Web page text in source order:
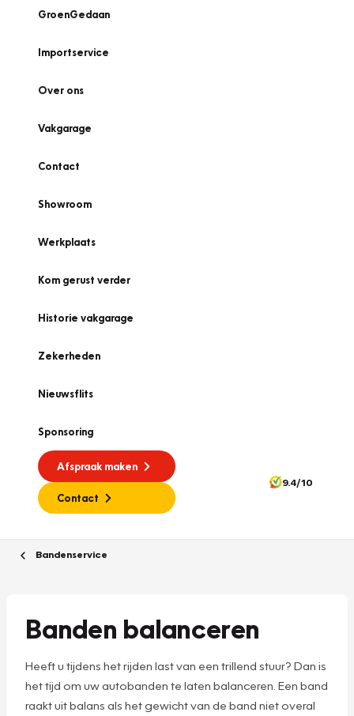
GroenGedaan
Importservice
Over ons
Vakgarage
Contact
Showroom
Werkplaats
Kom gerust verder
Historie vakgarage
Zekerheden
Nieuwsflits
Sponsoring
Afspraak maken
Contact
9.4/10
Bandenservice
Banden balanceren
Heeft u tijdens het rijden last van een trillend stuur? Dan is
het tijd om uw autobanden te laten balanceren. Een band
raakt uit balans als het gewicht van de band niet overal